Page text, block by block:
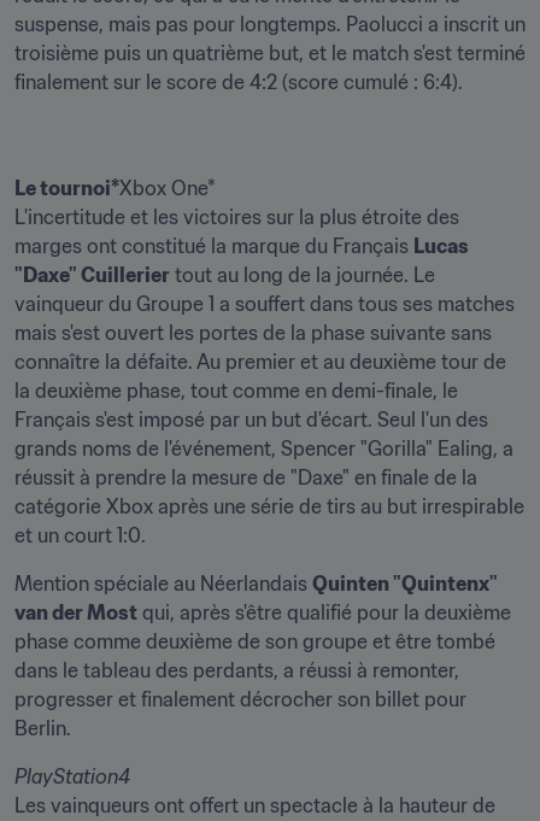
suspense, mais pas pour longtemps. Paolucci a inscrit un
troisième puis un quatrième but, et le match s'est terminé
finalement sur le score de 4:2 (score cumulé : 6:4).
Le tournoi*Xbox One*
L'incertitude et les victoires sur la plus étroite des
marges ont constitué la marque du Français Lucas
"Daxe" Cuillerier tout au long de la journée. Le
vainqueur du Groupe 1 a souffert dans tous ses matches
mais s'est ouvert les portes de la phase suivante sans
connaître la défaite. Au premier et au deuxième tour de
la deuxième phase, tout comme en demi-finale, le
Français s'est imposé par un but d'écart. Seul l'un des
grands noms de l'événement, Spencer "Gorilla" Ealing, a
réussit à prendre la mesure de "Daxe" en finale de la
catégorie Xbox après une série de tirs au but irrespirable
et un court 1:0.
Mention spéciale au Néerlandais Quinten "Quintenx"
van der Most qui, après s'être qualifié pour la deuxième
phase comme deuxième de son groupe et être tombé
dans le tableau des perdants, a réussi à remonter,
progresser et finalement décrocher son billet pour
Berlin.
PlayStation4
Les vainqueurs ont offert un spectacle à la hauteur de